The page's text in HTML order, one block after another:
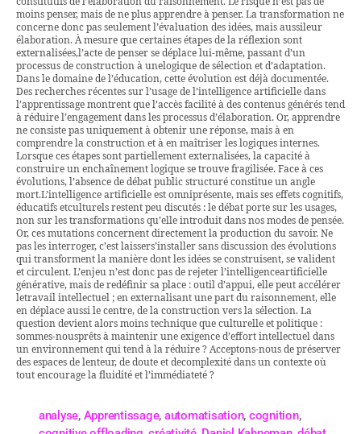
moins penser, mais de ne plus apprendre à penser. La transformation ne
concerne donc pas seulement l’évaluation des idées, mais aussileur
élaboration. À mesure que certaines étapes de la réflexion sont
externalisées,l’acte de penser se déplace lui-même, passant d’un
processus de construction à unelogique de sélection et d’adaptation.
Dans le domaine de l’éducation, cette évolution est déjà documentée.
Des recherches récentes sur l’usage de l’intelligence artificielle dans
l’apprentissage montrent que l’accès facilité à des contenus générés tend
à réduire l’engagement dans les processus d’élaboration. Or, apprendre
ne consiste pas uniquement à obtenir une réponse, mais à en
comprendre la construction et à en maîtriser les logiques internes.
Lorsque ces étapes sont partiellement externalisées, la capacité à
construire un enchaînement logique se trouve fragilisée. Face à ces
évolutions, l’absence de débat public structuré constitue un angle
mort.L’intelligence artificielle est omniprésente, mais ses effets cognitifs,
éducatifs etculturels restent peu discutés : le débat porte sur les usages,
non sur les transformations qu’elle introduit dans nos modes de pensée.
Or, ces mutations concernent directement la production du savoir. Ne
pas les interroger, c’est laissers’installer sans discussion des évolutions
qui transforment la manière dont les idées se construisent, se valident
et circulent. L’enjeu n’est donc pas de rejeter l’intelligenceartificielle
générative, mais de redéfinir sa place : outil d’appui, elle peut accélérer
letravail intellectuel ; en externalisant une part du raisonnement, elle
en déplace aussi le centre, de la construction vers la sélection. La
question devient alors moins technique que culturelle et politique :
sommes-nousprêts à maintenir une exigence d’effort intellectuel dans
un environnement qui tend à la réduire ? Acceptons-nous de préserver
des espaces de lenteur, de doute et decomplexité dans un contexte où
tout encourage la fluidité et l’immédiateté ?
analyse, Apprentissage, automatisation, cognition,